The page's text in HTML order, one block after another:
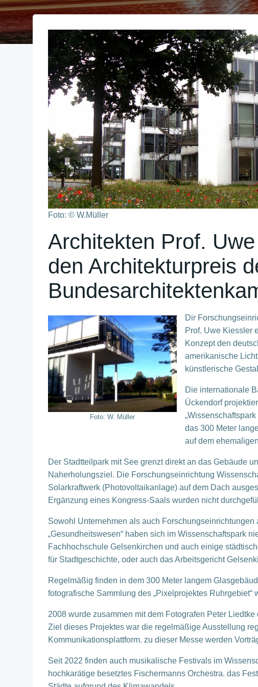
Foto: © W.Müller
Architekten Prof.
den Architekturpreis
Foto: W. Müller
Dir
Prof. Uwe Kiessler
Konzept den
amerikanische
künstlerische
Die internationale
Ückendorf
das 300 Meter
auf dem
Der Stadtteilpark mit See grenzt direkt an das Gebäude
Naherholungsziel. Die Forschungseinrichtung
Solarkraftwerk (Photovoltaikanlage) auf dem Dach
Ergänzung eines Kongress-Saals wurden nicht
Sowohl Unternehmen als auch Forschungseinrichtungen
„Gesundheitswesen“ haben sich im Wissenschaftspark
Fachhochschule Gelsenkirchen und auch einige
für Stadtgeschichte, oder auch das Arbeitsgericht
Regelmäßig finden in dem 300 Meter langem
fotografische Sammlung des „Pixelprojektes Ruhrgebiet“
2008 wurde zusammen mit dem Fotografen Peter
Ziel dieses Projektes war die regelmäßige Ausstellung
Kommunikationsplattform. zu dieser Messe werden
Seit 2022 finden auch musikalische Festivals im
hochkarätige besetztes Fischermanns Orchestra. das